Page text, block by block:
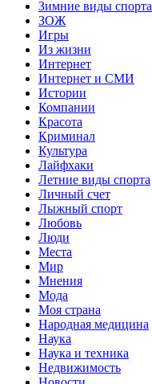
Зимние виды спорта
ЗОЖ
Игры
Из жизни
Интернет
Интернет и СМИ
Истории
Компании
Красота
Криминал
Культура
Лайфхаки
Летние виды спорта
Личный счет
Лыжный спорт
Любовь
Люди
Места
Мир
Мнения
Мода
Моя страна
Народная медицина
Наука
Наука и техника
Недвижимость